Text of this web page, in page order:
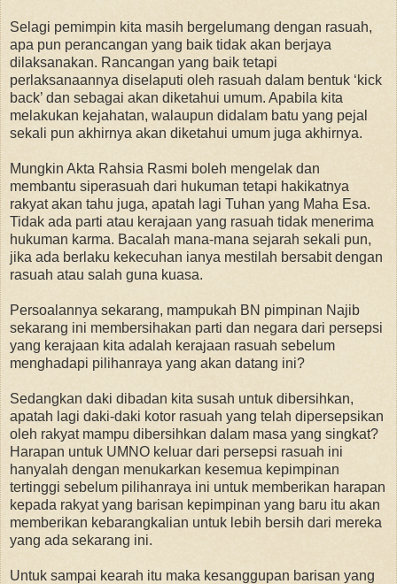
Selagi pemimpin kita masih bergelumang dengan rasuah,
apa pun perancangan yang baik tidak akan berjaya
dilaksanakan. Rancangan yang baik tetapi
perlaksanaannya diselaputi oleh rasuah dalam bentuk ‘kick
back’ dan sebagai akan diketahui umum. Apabila kita
melakukan kejahatan, walaupun didalam batu yang pejal
sekali pun akhirnya akan diketahui umum juga akhirnya.
Mungkin Akta Rahsia Rasmi boleh mengelak dan
membantu siperasuah dari hukuman tetapi hakikatnya
rakyat akan tahu juga, apatah lagi Tuhan yang Maha Esa.
Tidak ada parti atau kerajaan yang rasuah tidak menerima
hukuman karma. Bacalah mana-mana sejarah sekali pun,
jika ada berlaku kekecuhan ianya mestilah bersabit dengan
rasuah atau salah guna kuasa.
Persoalannya sekarang, mampukah BN pimpinan Najib
sekarang ini membersihakan parti dan negara dari persepsi
yang kerajaan kita adalah kerajaan rasuah sebelum
menghadapi pilihanraya yang akan datang ini?
Sedangkan daki dibadan kita susah untuk dibersihkan,
apatah lagi daki-daki kotor rasuah yang telah dipersepsikan
oleh rakyat mampu dibersihkan dalam masa yang singkat?
Harapan untuk UMNO keluar dari persepsi rasuah ini
hanyalah dengan menukarkan kesemua kepimpinan
tertinggi sebelum pilihanraya ini untuk memberikan harapan
kepada rakyat yang barisan kepimpinan yang baru itu akan
memberikan kebarangkalian untuk lebih bersih dari mereka
yang ada sekarang ini.
Untuk sampai kearah itu maka kesanggupan barisan yang